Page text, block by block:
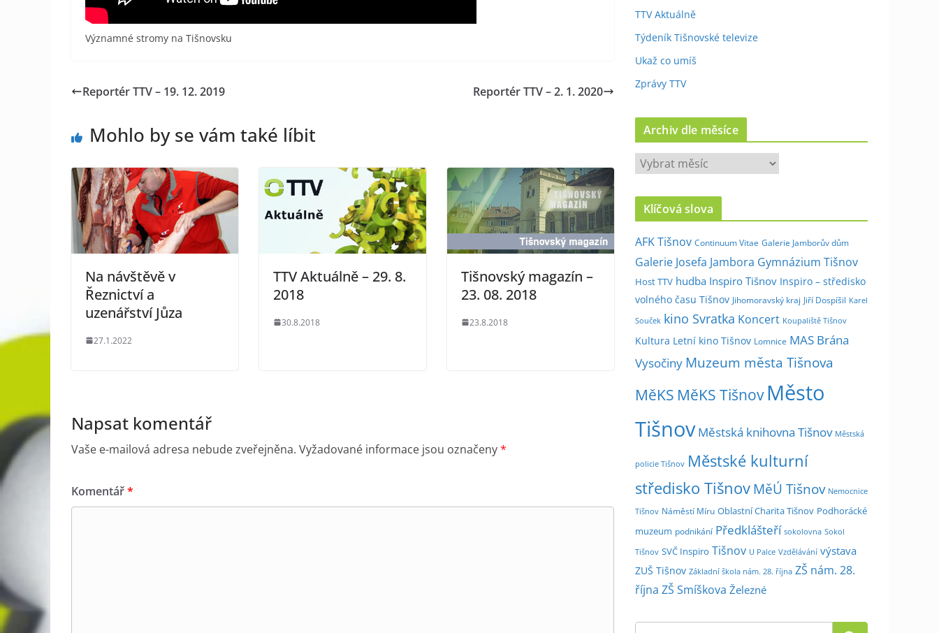
Významné stromy na Tišnovsku
Reportér TTV – 19. 12. 2019 Reportér TTV – 2. 1. 2020
Mohlo by se vám také líbit
Na návštěvě v
Řeznictví a
uzenářství Jůza
27.1.2022
TTV Aktuálně – 29. 8.
2018
30.8.2018
Tišnovský magazín –
23. 08. 2018
23.8.2018
Napsat komentář
Vaše e-mailová adresa nebude zveřejněna. Vyžadované informace jsou označeny*
Komentář*
TTV Aktuálně
Týdeník Tišnovské televize
Ukaž co umíš
Zprávy TTV
Archiv dle měsíce
A
c
v
d
l
e
m
ě
c
Klíčová slova
AFK Tišnov Continuum Vitae Galerie Jamborův dům
Galerie Josefa Jambora Gymnázium Tišnov
Host TTV hudba Inspiro Tišnov Inspiro – středisko
volného času Tišnov Jihomoravský kraj Jiří Dospíšil Karel
Souček kino Svratka Koncert Koupaliště Tišnov
Kultura Letní kino Tišnov Lomnice MAS Brána
Vysočiny Muzeum města Tišnova
MěKS MěKS Tišnov Město
Tišnov Městská knihovna Tišnov Městská
policie Tišnov Městské kulturní
středisko Tišnov MěÚ Tišnov Nemocnice
Tišnov Náměstí Míru Oblastní Charita Tišnov Podhorácké
muzeum podnikání Předklášteří sokolovna Sokol
Tišnov SVČ Inspiro Tišnov U Palce Vzdělávání výstava
ZUŠ Tišnov Základní škola nám. 28. října ZŠ nám. 28.
října ZŠ Smíškova Železné